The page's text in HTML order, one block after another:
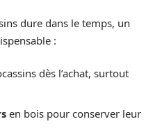
dure dans le temps, un
:
dès l’achat, surtout
en bois pour conserver leur